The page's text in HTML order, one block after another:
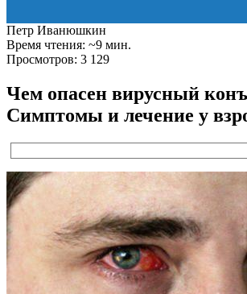
Петр Иванюшкин
Время чтения: ~9 мин.
Просмотров: 3 129
Чем опасен вирусный
Симптомы и лечение у